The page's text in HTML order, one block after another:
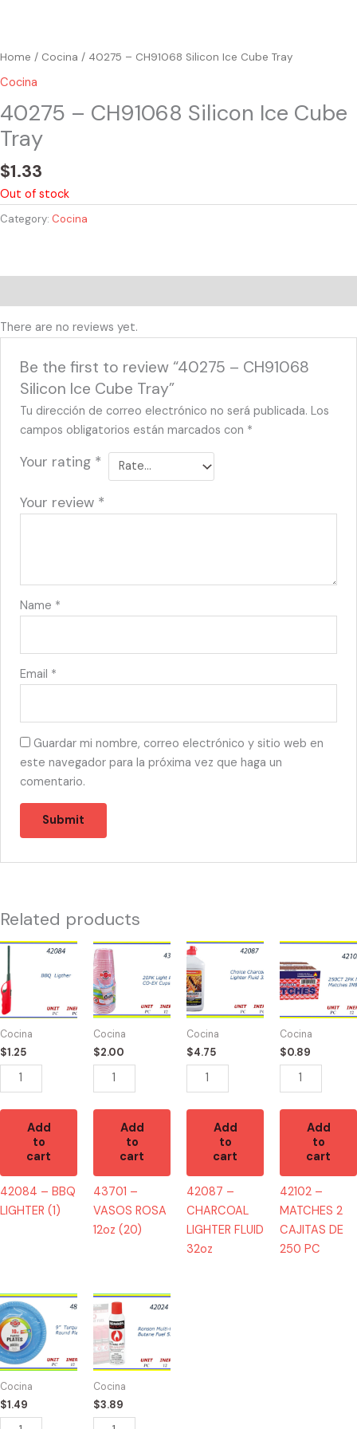
Home / Cocina / 40275 – CH91068 Silicon Ice Cube Tray
Cocina
40275 – CH91068 Silicon Ice Cube
Tray
$1.33
Out of stock
Category: Cocina
There are no reviews yet.
Be the first to review “40275 – CH91068
Silicon Ice Cube Tray”
Tu dirección de correo electrónico no será publicada. Los
campos obligatorios están marcados con *
Your rating *
Your review *
Name *
Email *
Guardar mi nombre, correo electrónico y sitio web en
este navegador para la próxima vez que haga un
comentario.
Related products
Cocina
$1.25
42084
BBQ
LIGHTER
(1)
quantity
Add
to
cart
42084 – BBQ
LIGHTER (1)
Cocina
$2.00
43701
-
VASOS
ROSA
12oz
(20)
quantity
Add
to
cart
43701 –
VASOS ROSA
12oz (20)
Cocina
$4.75
42087
-
CHARCOAL
LIGHTER
FLUID
32oz
quantity
Add
to
cart
42087 –
CHARCOAL
LIGHTER FLUID
32oz
Cocina
$0.89
-
MATCHES
CAJITAS
DE
250
Add
to
cart
42102 –
MATCHES 2
CAJITAS DE
250 PC
Cocina
$1.49
48569
-
PLATOS
TURQUESA
9"
(10)
quantity
Cocina
$3.89
42024
-
RONSONOL
290ml
quantity